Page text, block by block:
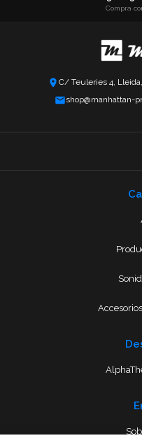
Compra
C/ Teuleries 4,
shop@manhattan-